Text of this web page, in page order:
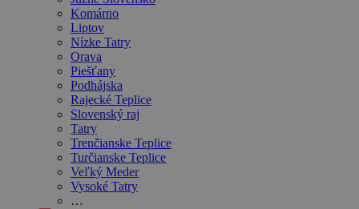
Komárno
Liptov
Nízke Tatry
Orava
Piešťany
Podhájska
Rajecké Teplice
Slovenský raj
Tatry
Trenčianske Teplice
Turčianske Teplice
Veľký Meder
Vysoké Tatry
…